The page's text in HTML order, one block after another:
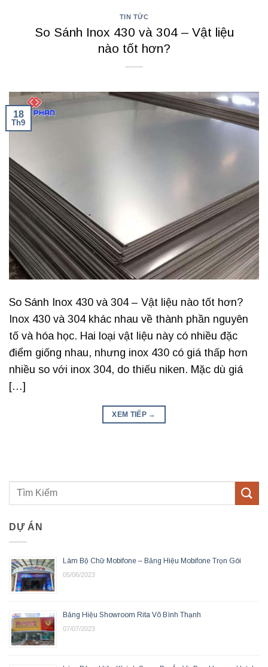
TIN TỨC
So Sánh Inox 430 và 304 – Vật liệu
nào tốt hơn?
18
Th9
So Sánh Inox 430 và 304 – Vật liệu nào tốt hơn?
Inox 430 và 304 khác nhau về thành phần nguyên
tố và hóa học. Hai loại vật liệu này có nhiều đặc
điểm giống nhau, nhưng inox 430 có giá thấp hơn
nhiều so với inox 304, do thiếu niken. Mặc dù giá
[…]
XEM TIẾP →
DỰ ÁN
Làm Bộ Chữ Mobifone – Bảng Hiệu Mobifone Trọn Gói
05/06/2023
Bảng Hiệu Showroom Rita Võ Bình Thạnh
07/07/2023